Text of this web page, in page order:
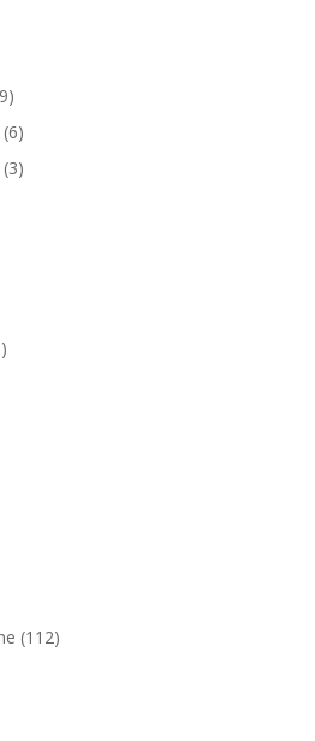
(6)
(3)
(112)